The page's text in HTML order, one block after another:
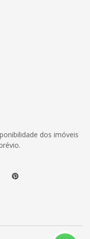
dos imóveis
Pinterest